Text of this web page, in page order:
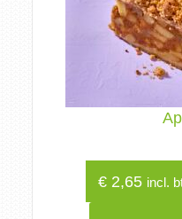
€2,65 incl.